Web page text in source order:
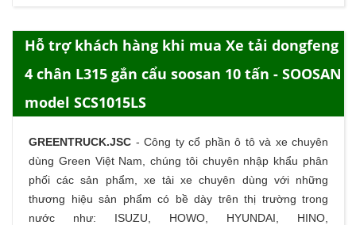
Hỗ trợ khách hàng khi mua Xe tải dongfeng
4 chân L315 gắn cẩu soosan 10 tấn - SOOSAN
model SCS1015LS
GREENTRUCK.JSC - Công ty cổ phần ô tô và xe chuyên
dùng Green Việt Nam, chúng tôi chuyên nhập khẩu phân
phối các sản phẩm, xe tải xe chuyên dùng với những
thương hiệu sản phẩm có bề dày trên thị trường trong
nước như: ISUZU, HOWO, HYUNDAI, HINO,